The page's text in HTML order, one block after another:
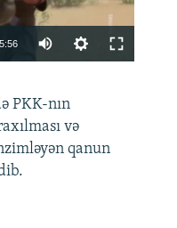
480p
5:56
360p
480p
PKK-nın
və
qanun